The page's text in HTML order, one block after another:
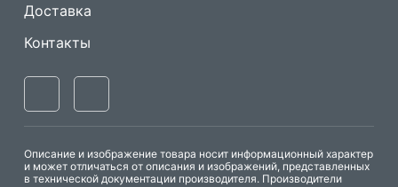
Доставка
Контакты
Описание и изображение товара носит информационный характер
и может отличаться от описания и изображений, представленных
в технической документации производителя. Производители